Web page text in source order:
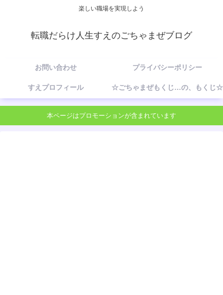
楽しい職場を実現しよう
転職だらけ人生すえのごちゃまぜブログ
お問い合わせ プライバシーポリシー
すえプロフィール ☆ごちゃまぜもくじ…の、もくじ☆
本ページはプロモーションが含まれています